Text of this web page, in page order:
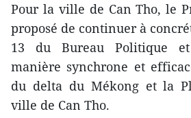
Pour la ville de Can Tho, le
proposé de continuer à
13 du Bureau Politique
manière synchrone et
du delta du Mékong et la
ville de Can Tho.